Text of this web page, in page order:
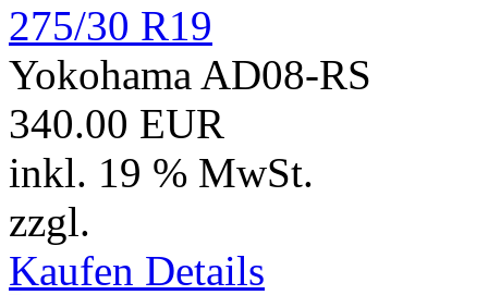
275/30 R19
Yokohama AD08-RS
340.00 EUR
inkl. 19 % MwSt.
zzgl.
Kaufen Details